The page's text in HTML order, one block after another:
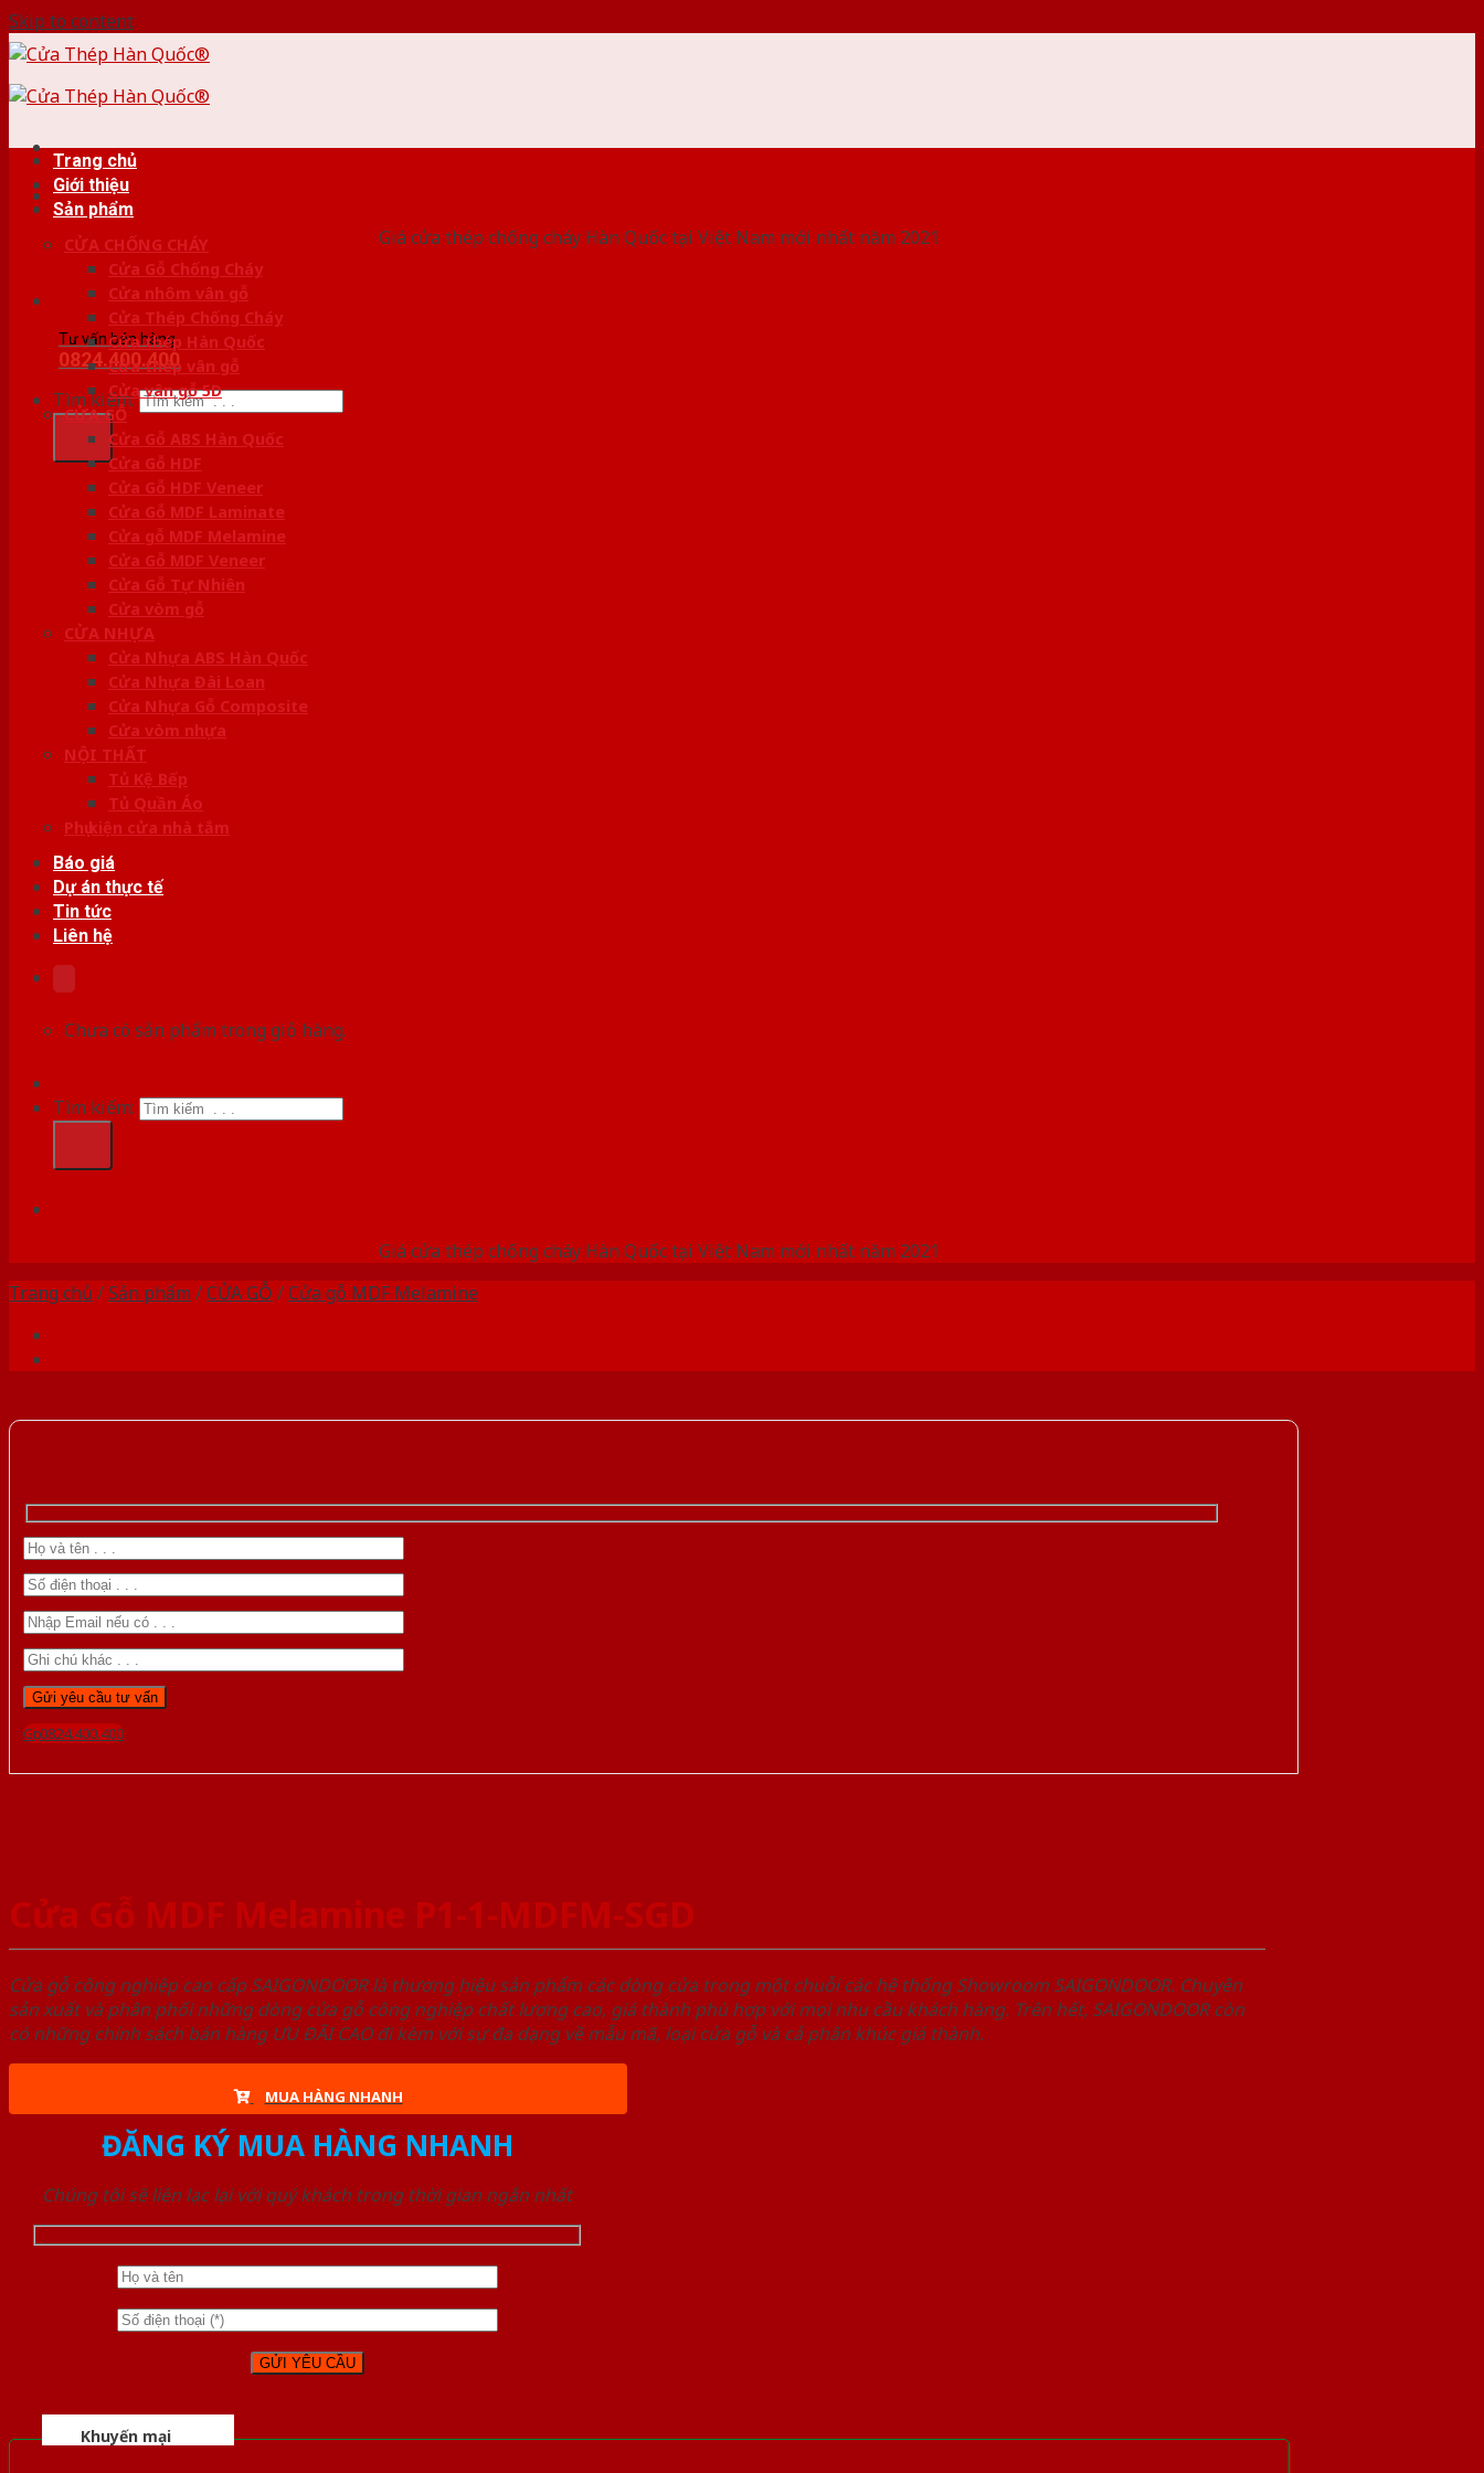
Skip to content
Giá cửa thép chống cháy Hàn Quốc tại Việt Nam mới nhất năm 2021
Tư vấn bán hàng
0824.400.400
Tìm kiếm:
Trang chủ
Giới thiệu
Sản phẩm
CỬA CHỐNG CHÁY
Cửa Gỗ Chống Cháy
Cửa nhôm vân gỗ
Cửa Thép Chống Cháy
Cửa thép Hàn Quốc
Cửa thép vân gỗ
Cửa vân gỗ 5D
CỬA GỖ
Cửa Gỗ ABS Hàn Quốc
Cửa Gỗ HDF
Cửa Gỗ HDF Veneer
Cửa Gỗ MDF Laminate
Cửa gỗ MDF Melamine
Cửa Gỗ MDF Veneer
Cửa Gỗ Tự Nhiên
Cửa vòm gỗ
CỬA NHỰA
Cửa Nhựa ABS Hàn Quốc
Cửa Nhựa Đài Loan
Cửa Nhựa Gỗ Composite
Cửa vòm nhựa
NỘI THẤT
Tủ Kệ Bếp
Tủ Quần Áo
Phụ kiện cửa nhà tắm
Báo giá
Dự án thực tế
Tin tức
Liên hệ
Chưa có sản phẩm trong giỏ hàng.
Tìm kiếm:
Giá cửa thép chống cháy Hàn Quốc tại Việt Nam mới nhất năm 2021
Trang chủ /Sản phẩm /CỬA GỖ /Cửa gỗ MDF Melamine
Gọi 0824.400.400
Cửa Gỗ MDF Melamine P1-1-MDFM-SGD
Cửa gỗ công nghiệp cao cấp SAIGONDOOR là thương hiệu sản phẩm các dòng cửa trong một chuỗi các hệ thống Showroom SAIGONDOOR. Chuyên
sản xuất và phân phối những dòng cửa gỗ công nghiệp chất lượng cao, giá thành phù hợp với mọi nhu cầu khách hàng. Trên hết, SAIGONDOOR còn
có những chính sách bán hàng ƯU ĐÃI CAO đi kèm với sự đa dạng về mẫu mã, loại cửa gỗ và cả phân khúc giá thành.
MUA HÀNG NHANH
ĐĂNG KÝ MUA HÀNG NHANH
Chúng tôi sẽ liên lạc lại với quý khách trong thời gian ngắn nhất
Khuyến mại